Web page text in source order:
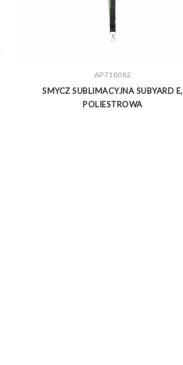
ZOBACZ WIĘCEJ
AP718082
SMYCZ SUBLIMACYJNA SUBYARD E,
POLIESTROWA